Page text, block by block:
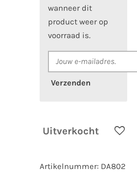
wanneer dit
product weer op
voorraad is.
Verzenden
Uitverkocht
Artikelnummer: DA802